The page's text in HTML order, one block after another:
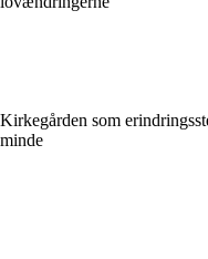
Kirkegården som
minde